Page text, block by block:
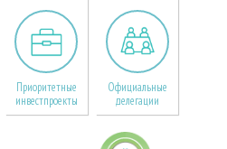
Приоритетные
инвестпроекты
Официальные
делегации